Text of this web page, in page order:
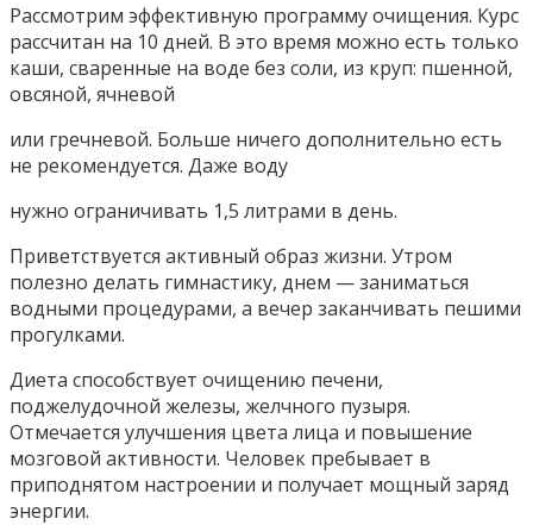
Рассмотрим эффективную программу очищения. Курс
рассчитан на 10 дней. В это время можно есть только
каши, сваренные на воде без соли, из круп: пшенной,
овсяной, ячневой
или гречневой. Больше ничего дополнительно есть
не рекомендуется. Даже воду
нужно ограничивать 1,5 литрами в день.
Приветствуется активный образ жизни. Утром
полезно делать гимнастику, днем — заниматься
водными процедурами, а вечер заканчивать пешими
прогулками.
Диета способствует очищению печени,
поджелудочной железы, желчного пузыря.
Отмечается улучшения цвета лица и повышение
мозговой активности. Человек пребывает в
приподнятом настроении и получает мощный заряд
энергии.